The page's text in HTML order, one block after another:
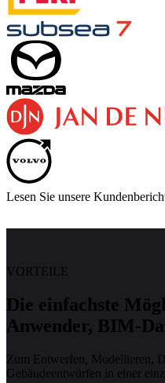
Lesen Sie unsere
VORTEILE
Die einfachste
Anwender, BIM-
Zum Entwerfen, Modellieren,
Gebäudeentwürfen in einer